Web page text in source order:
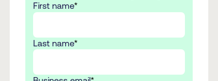
First name*
Last name*